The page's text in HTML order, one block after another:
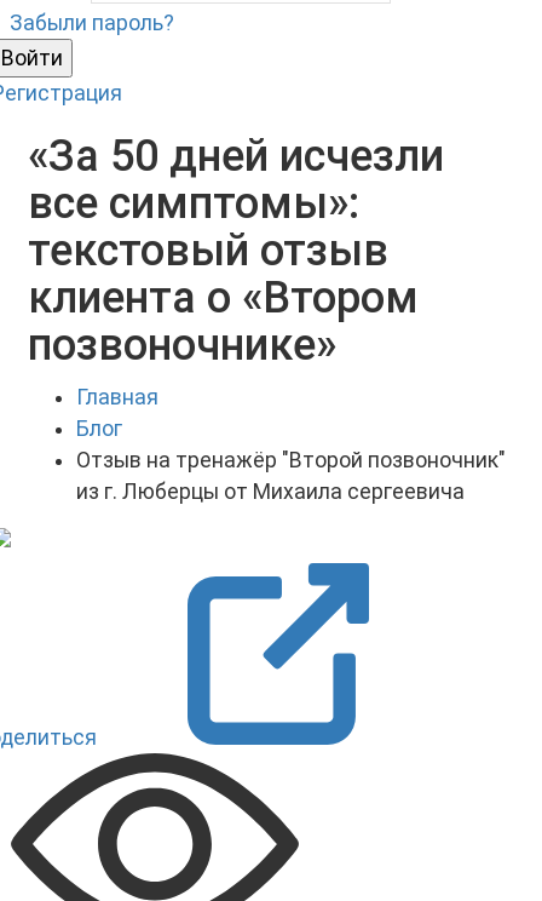
Забыли пароль?
Войти
«За 50 дней исчезли
все симптомы»:
текстовый отзыв
клиента о «Втором
позвоночнике»
Главная
Блог
Отзыв на тренажёр "Второй позвоночник"
из г. Люберцы от Михаила сергеевича